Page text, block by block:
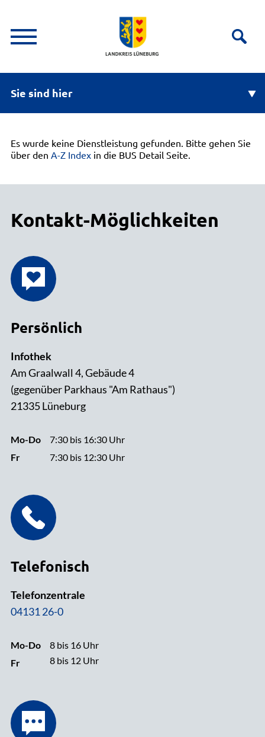
Sie sind hier
Es wurde keine Dienstleistung gefunden. Bitte gehen Sie
über den A-Z Index in die BUS Detail Seite.
Kontakt-Möglichkeiten
Persönlich
Infothek
Am Graalwall 4, Gebäude 4
(gegenüber Parkhaus "Am Rathaus")
21335 Lüneburg
Mo-Do
Fr
7:30 bis 16:30 Uhr
7:30 bis 12:30 Uhr
Telefonisch
Telefonzentrale
04131 26-0
Mo-Do
Fr
8 bis 16 Uhr
8 bis 12 Uhr